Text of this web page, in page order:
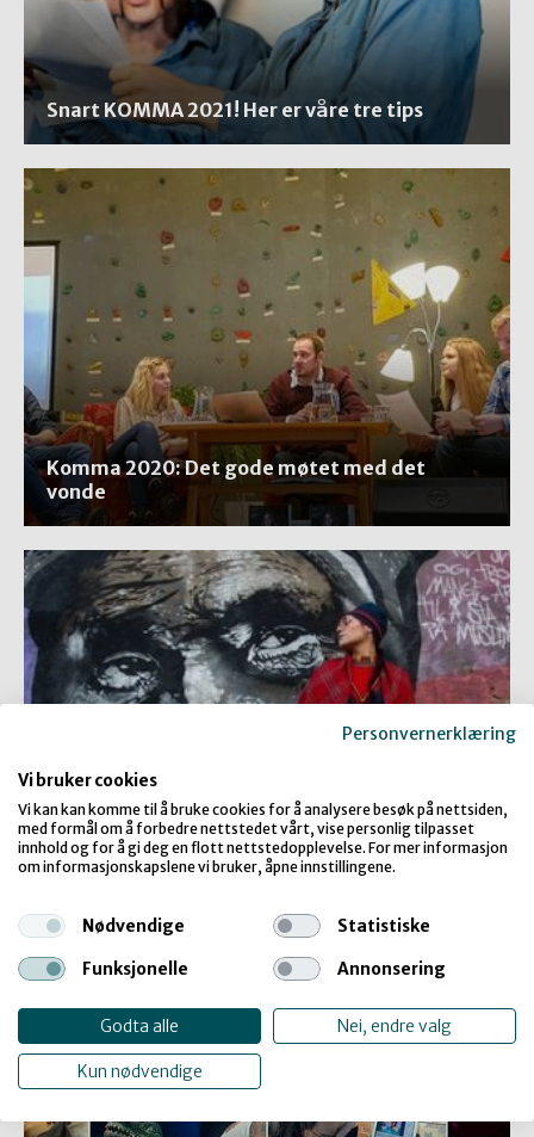
Snart KOMMA 2021! Her er våre tre tips
Komma 2020: Det gode møtet med det
vonde
Biejvvelådde – fra jukselapp til sommerfugl
Personvernerklæring
Vi bruker cookies
Vi kan kan komme til å bruke cookies for å analysere besøk på nettsiden,
med formål om å forbedre nettstedet vårt, vise personlig tilpasset
innhold og for å gi deg en flott nettstedopplevelse. For mer informasjon
om informasjonskapslene vi bruker, åpne innstillingene.
Nødvendige
Statistiske
Funksjonelle
Annonsering
Godta alle Nei, endre valg
Kun nødvendige